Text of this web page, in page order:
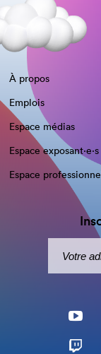
À propos
Emplois
Espace médias
Espace exposant·e⋅s
Espace